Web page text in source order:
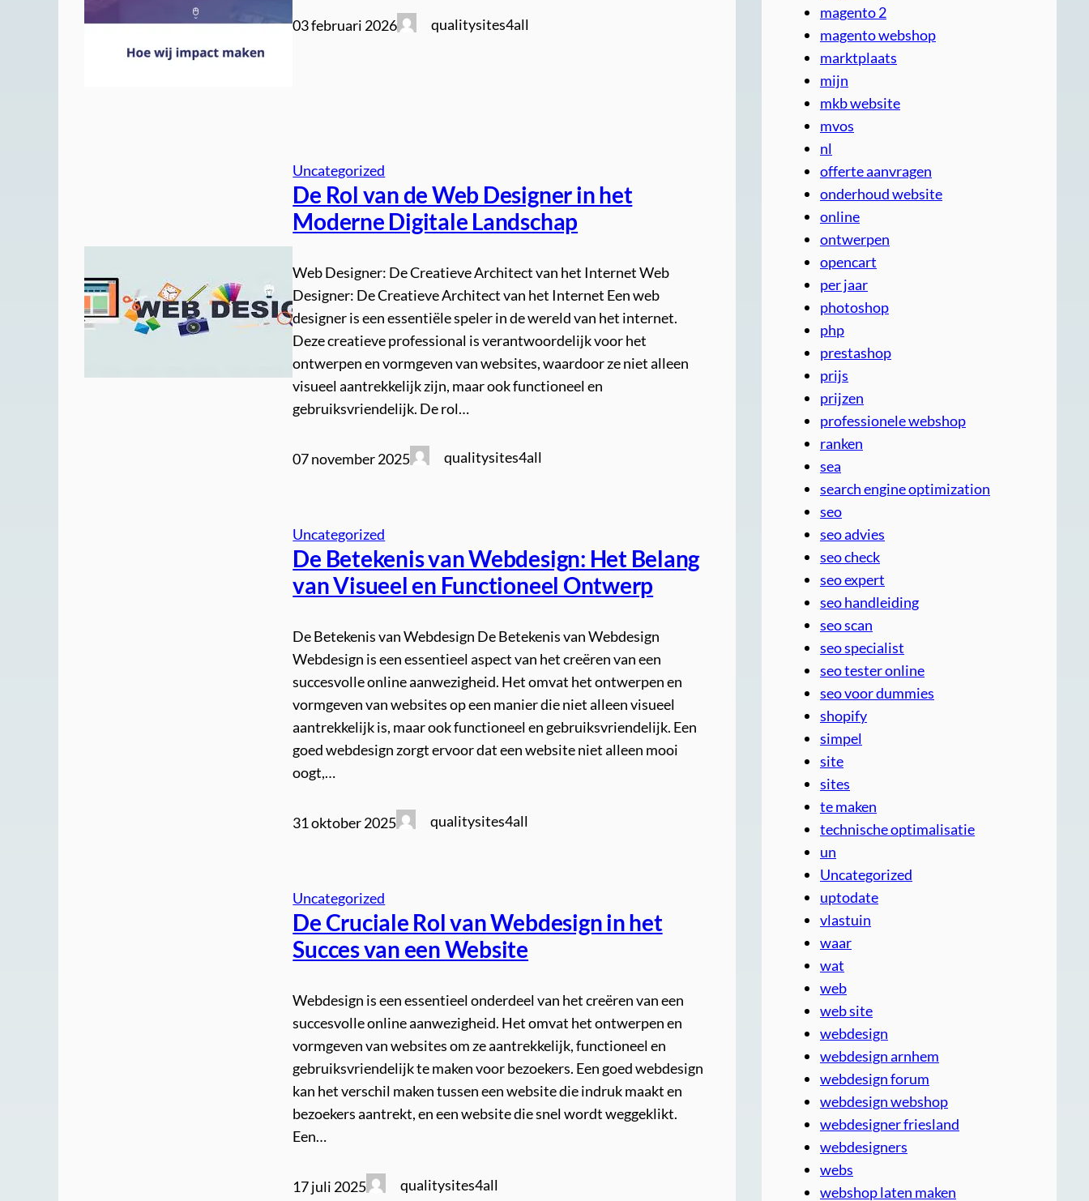
03 februari 2026 qualitysites4all
Uncategorized
De Rol van de Web Designer in het
Moderne Digitale Landschap
Web Designer: De Creatieve Architect van het Internet Web
Designer: De Creatieve Architect van het Internet Een web
designer is een essentiële speler in de wereld van het internet.
Deze creatieve professional is verantwoordelijk voor het
ontwerpen en vormgeven van websites, waardoor ze niet alleen
visueel aantrekkelijk zijn, maar ook functioneel en
gebruiksvriendelijk. De rol…
07 november 2025 qualitysites4all
Uncategorized
De Betekenis van Webdesign: Het Belang
van Visueel en Functioneel Ontwerp
De Betekenis van Webdesign De Betekenis van Webdesign
Webdesign is een essentieel aspect van het creëren van een
succesvolle online aanwezigheid. Het omvat het ontwerpen en
vormgeven van websites op een manier die niet alleen visueel
aantrekkelijk is, maar ook functioneel en gebruiksvriendelijk. Een
goed webdesign zorgt ervoor dat een website niet alleen mooi
oogt,…
31 oktober 2025 qualitysites4all
Uncategorized
De Cruciale Rol van Webdesign in het
Succes van een Website
Webdesign is een essentieel onderdeel van het creëren van een
succesvolle online aanwezigheid. Het omvat het ontwerpen en
vormgeven van websites om ze aantrekkelijk, functioneel en
gebruiksvriendelijk te maken voor bezoekers. Een goed webdesign
kan het verschil maken tussen een website die indruk maakt en
bezoekers aantrekt, en een website die snel wordt weggeklikt.
Een…
17 juli 2025 qualitysites4all
magento 2
magento webshop
marktplaats
mijn
mkb website
mvos
nl
offerte aanvragen
onderhoud website
online
ontwerpen
opencart
per jaar
photoshop
php
prestashop
prijs
prijzen
professionele webshop
ranken
sea
search engine optimization
seo
seo advies
seo check
seo expert
seo handleiding
seo scan
seo specialist
seo tester online
seo voor dummies
shopify
simpel
site
sites
te maken
technische optimalisatie
un
Uncategorized
uptodate
vlastuin
waar
wat
web
web site
webdesign
webdesign arnhem
webdesign forum
webdesign webshop
webdesigner friesland
webdesigners
webs
webshop laten maken